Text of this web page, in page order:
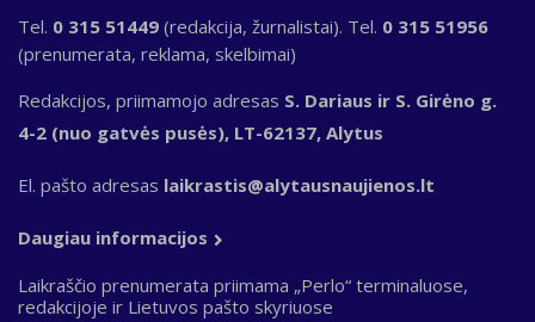
Tel. 0 315 51449 (redakcija, žurnalistai). Tel. 0 315 51956
(prenumerata, reklama, skelbimai)
Redakcijos, priimamojo adresas S. Dariaus ir S. Girėno g.
4-2 (nuo gatvės pusės), LT-62137, Alytus
El. pašto adresas laikrastis@alytausnaujienos.lt
Daugiau informacijos
Laikraščio prenumerata priimama „Perlo“ terminaluose,
redakcijoje ir Lietuvos pašto skyriuose